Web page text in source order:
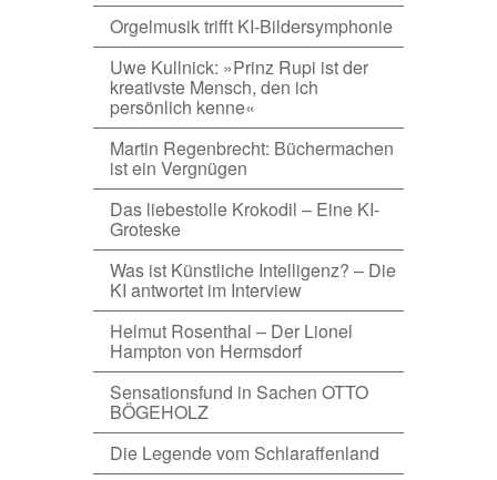
Orgelmusik trifft KI-Bildersymphonie
Uwe Kullnick: »Prinz Rupi ist der
kreativste Mensch, den ich
persönlich kenne«
Martin Regenbrecht: Büchermachen
ist ein Vergnügen
Das liebestolle Krokodil – Eine KI-
Groteske
Was ist Künstliche Intelligenz? – Die
KI antwortet im Interview
Helmut Rosenthal – Der Lionel
Hampton von Hermsdorf
Sensationsfund in Sachen OTTO
BÖGEHOLZ
Die Legende vom Schlaraffenland